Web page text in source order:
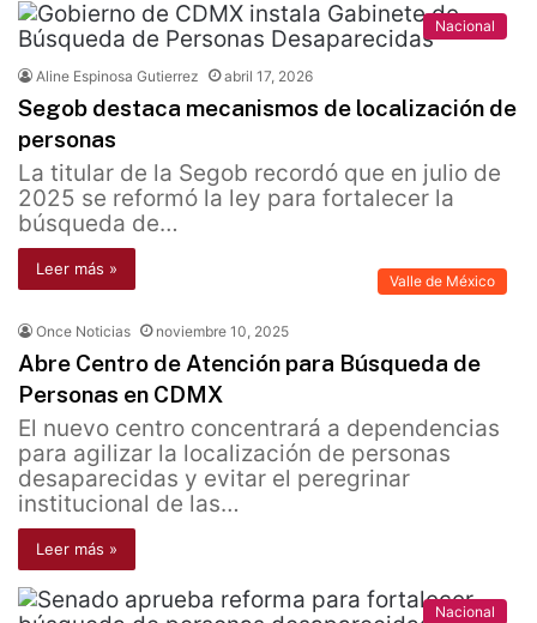
Nacional
Aline Espinosa Gutierrez abril 17, 2026
Segob destaca mecanismos de localización de
personas
La titular de la Segob recordó que en julio de
2025 se reformó la ley para fortalecer la
búsqueda de…
Leer más »
Valle de México
Once Noticias noviembre 10, 2025
Abre Centro de Atención para Búsqueda de
Personas en CDMX
El nuevo centro concentrará a dependencias
para agilizar la localización de personas
desaparecidas y evitar el peregrinar
institucional de las…
Leer más »
Nacional